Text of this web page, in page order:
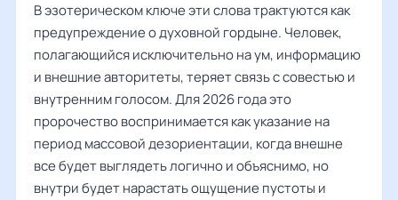
В эзотерическом ключе эти слова трактуются как
предупреждение о духовной гордыне. Человек,
полагающийся исключительно на ум, информацию
и внешние авторитеты, теряет связь с совестью и
внутренним голосом. Для 2026 года это
пророчество воспринимается как указание на
период массовой дезориентации, когда внешне
все будет выглядеть логично и объяснимо, но
внутри будет нарастать ощущение пустоты и